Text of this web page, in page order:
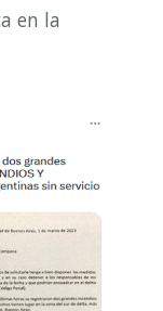
en la